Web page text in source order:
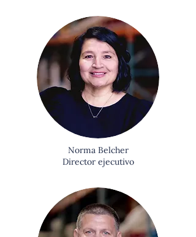
Norma Belcher
Director ejecutivo